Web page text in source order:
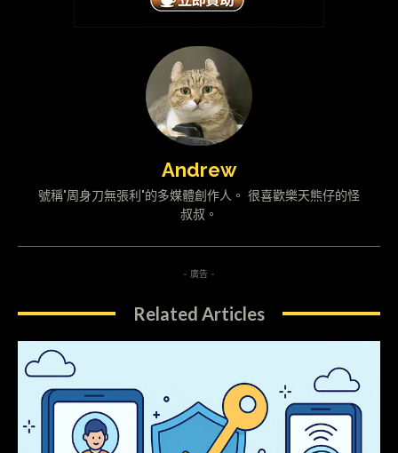
Andrew
號稱"周身刀無張利"的多媒體創作人。 很喜歡樂天熊仔的怪
叔叔。
- 廣告 -
Related Articles